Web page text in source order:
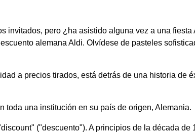
invitados, pero ¿ha asistido alguna vez a una
alemana Aldi. Olvídese de pasteles
a precios tirados, está detrás de una historia de
toda una institución en su país de origen, Alemania.
("descuento"). A principios de la década de